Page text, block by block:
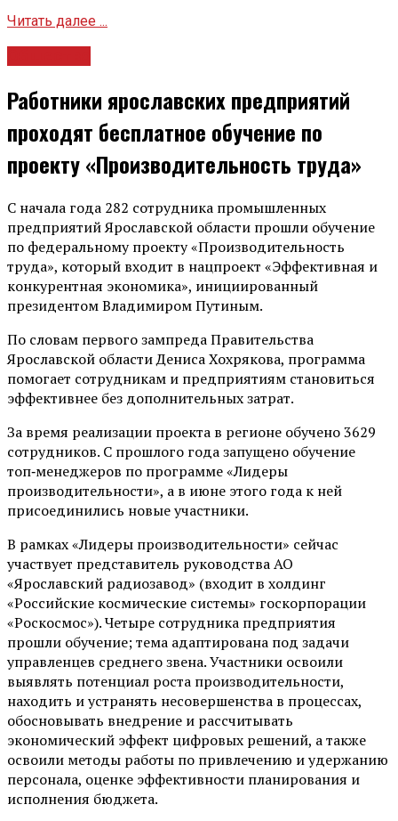
Читать далее ...
Работники ярославских предприятий
проходят бесплатное обучение по
проекту «Производительность труда»
С начала года 282 сотрудника промышленных
предприятий Ярославской области прошли обучение
по федеральному проекту «Производительность
труда», который входит в нацпроект «Эффективная и
конкурентная экономика», инициированный
президентом Владимиром Путиным.
По словам первого зампреда Правительства
Ярославской области Дениса Хохрякова, программа
помогает сотрудникам и предприятиям становиться
эффективнее без дополнительных затрат.
За время реализации проекта в регионе обучено 3629
сотрудников. С прошлого года запущено обучение
топ‑менеджеров по программе «Лидеры
производительности», а в июне этого года к ней
присоединились новые участники.
В рамках «Лидеры производительности» сейчас
участвует представитель руководства АО
«Ярославский радиозавод» (входит в холдинг
«Российские космические системы» госкорпорации
«Роскосмос»). Четыре сотрудника предприятия
прошли обучение; тема адаптирована под задачи
управленцев среднего звена. Участники освоили
выявлять потенциал роста производительности,
находить и устранять несовершенства в процессах,
обосновывать внедрение и рассчитывать
экономический эффект цифровых решений, а также
освоили методы работы по привлечению и удержанию
персонала, оценке эффективности планирования и
исполнения бюджета.